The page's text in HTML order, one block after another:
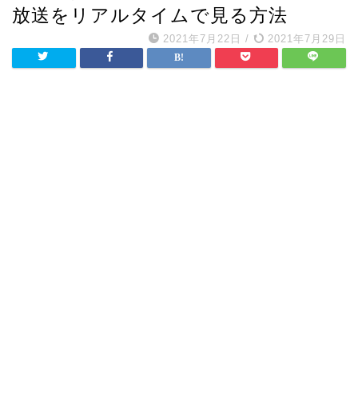
放送をリアルタイムで見る方法
2021年7月22日 / 2021年7月29日